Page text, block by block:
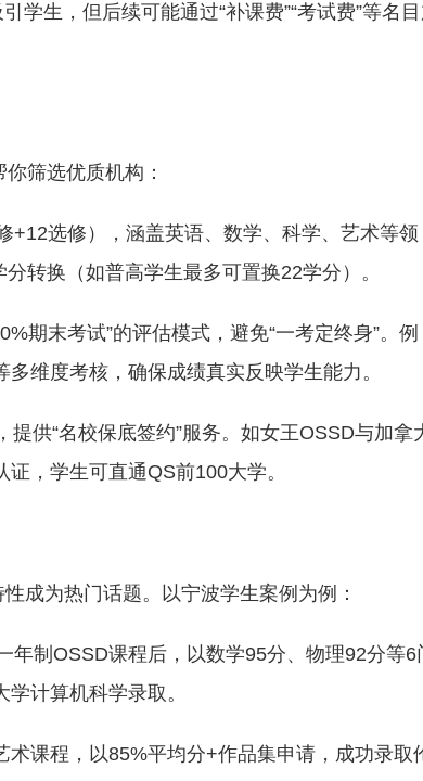
学生，但后续可能通过“补课费”“考试费”等名
筛选优质机构：
+12选修），涵盖英语、数学、科学、艺术等领
转换（如普高学生最多可置换22学分）。
期末考试”的评估模式，避免“一考定终身”。例
维度考核，确保成绩真实反映学生能力。
供“名校保底签约”服务。如女王OSSD与加拿
，学生可直通QS前100大学。
成为热门话题。以宁波学生案例为例：
年制OSSD课程后，以数学95分、物理92分等6
计算机科学录取。
课程，以85%平均分+作品集申请，成功录取